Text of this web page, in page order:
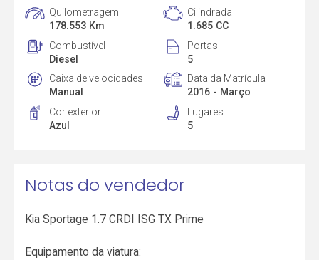
Quilometragem
178.553 Km
Cilindrada
1.685 CC
Combustível
Diesel
Portas
5
Caixa de velocidades
Manual
Data da Matrícula
2016 - Março
Cor exterior
Azul
Lugares
5
Notas do vendedor
Kia Sportage 1.7 CRDI ISG TX Prime
Equipamento da viatura: